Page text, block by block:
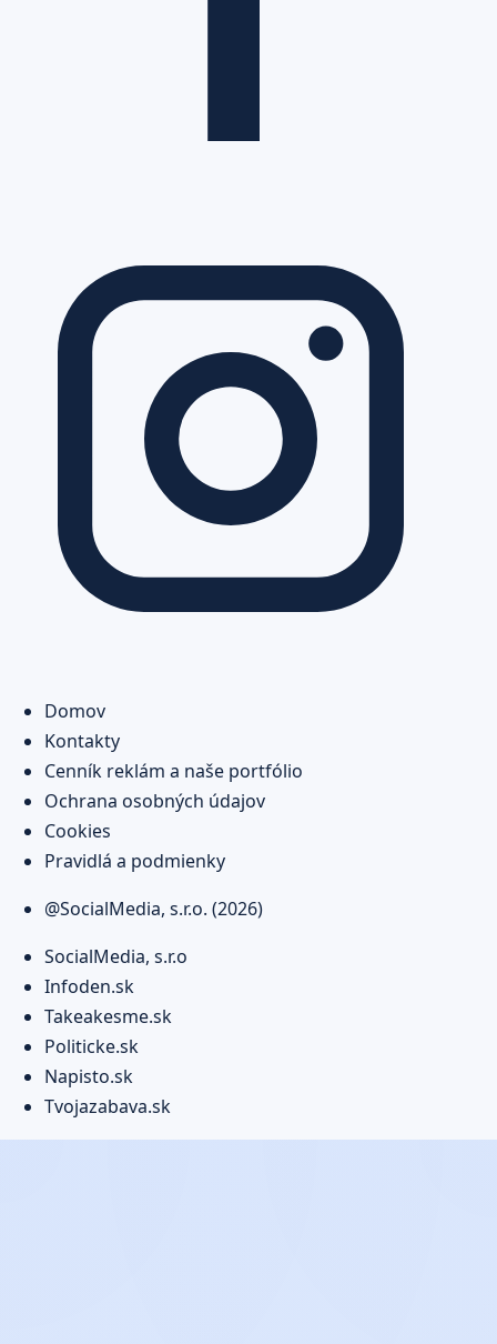
Domov
Kontakty
Cenník reklám a naše portfólio
Ochrana osobných údajov
Cookies
Pravidlá a podmienky
@SocialMedia, s.r.o. (2026)
SocialMedia, s.r.o
Infoden.sk
Takeakesme.sk
Politicke.sk
Napisto.sk
Tvojazabava.sk